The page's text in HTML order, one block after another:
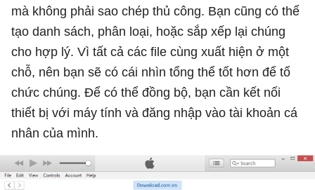
mà không phải sao chép thủ công. Bạn cũng có thể
tạo danh sách, phân loại, hoặc sắp xếp lại chúng
cho hợp lý. Vì tất cả các file cùng xuất hiện ở một
chỗ, nên bạn sẽ có cái nhìn tổng thể tốt hơn để tổ
chức chúng. Để có thể đồng bộ, bạn cần kết nối
thiết bị với máy tính và đăng nhập vào tài khoản cá
nhân của mình.